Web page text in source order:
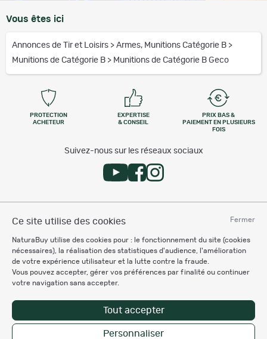
Fermer
Ce site utilise des cookies
NaturaBuy utilise des cookies pour : le fonctionnement du site (cookies
nécessaires), la réalisation des statistiques d'audience, l'amélioration
de votre expérience utilisateur et la lutte contre la fraude.
Vous pouvez accepter, gérer vos préférences par finalité ou continuer
votre navigation sans accepter.
Tout accepter
Personnaliser
Vous êtes ici
Annonces de Tir et Loisirs > Armes, Munitions Catégorie B >
Munitions de Catégorie B > Munitions de Catégorie B Geco
PROTECTION
ACHETEUR
EXPERTISE
& CONSEIL
PRIX BAS &
PAIEMENT EN PLUSIEURS
FOIS
Suivez-nous sur les réseaux sociaux
Besoin d'aide
Espace Professionnel
Chronocarpe Ardent pêche